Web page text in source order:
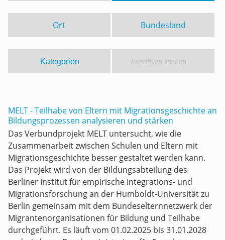
Ort Bundesland
MELT - Teilhabe von Eltern mit Migrationsgeschichte an
Bildungsprozessen analysieren und stärken
Das Verbundprojekt MELT untersucht, wie die
Zusammenarbeit zwischen Schulen und Eltern mit
Migrationsgeschichte besser gestaltet werden kann.
Das Projekt wird von der Bildungsabteilung des
Berliner Institut für empirische Integrations- und
Migrationsforschung an der Humboldt-Universität zu
Berlin gemeinsam mit dem Bundeselternnetzwerk der
Migrantenorganisationen für Bildung und Teilhabe
durchgeführt. Es läuft vom 01.02.2025 bis 31.01.2028